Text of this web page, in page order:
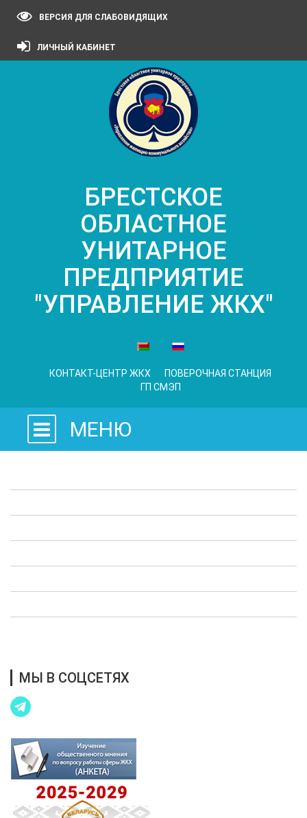
ВЕРСИЯ ДЛЯ СЛАБОВИДЯЩИХ
ЛИЧНЫЙ КАБИНЕТ
БРЕСТСКОЕ
ОБЛАСТНОЕ
УНИТАРНОЕ
ПРЕДПРИЯТИЕ
"УПРАВЛЕНИЕ ЖКХ"
КОНТАКТ-ЦЕНТР ЖКХ
ПОВЕРОЧНАЯ СТАНЦИЯ
ГП СМЭП
МЕНЮ
МЫ В СОЦСЕТЯХ